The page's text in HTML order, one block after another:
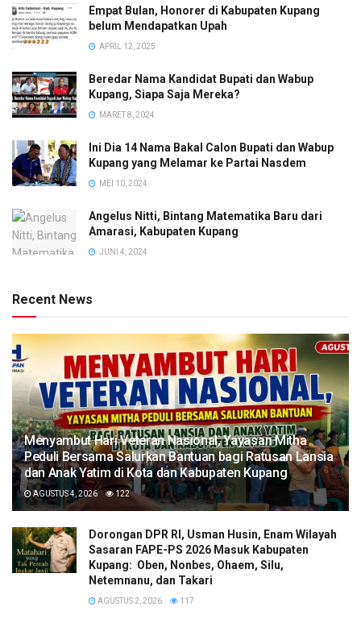
Empat Bulan, Honorer di Kabupaten Kupang
belum Mendapatkan Upah
APRIL 12, 2025
Beredar Nama Kandidat Bupati dan Wabup
Kupang, Siapa Saja Mereka?
MARET 8, 2024
Ini Dia 14 Nama Bakal Calon Bupati dan Wabup
Kupang yang Melamar ke Partai Nasdem
MEI 10, 2024
Angelus Nitti, Bintang Matematika Baru dari
Amarasi, Kabupaten Kupang
JUNI 4, 2024
Recent News
​Menyambut Hari Veteran Nasional, Yayasan Mitha
Peduli Bersama Salurkan Bantuan bagi Ratusan Lansia
dan Anak Yatim di Kota dan Kabupaten Kupang
AGUSTUS 4, 2026 122
Dorongan DPR RI, Usman Husin, Enam Wilayah
Sasaran FAPE-PS 2026 Masuk Kabupaten
Kupang: Oben, Nonbes, Ohaem, Silu,
Netemnanu, dan Takari
AGUSTUS 2, 2026 117